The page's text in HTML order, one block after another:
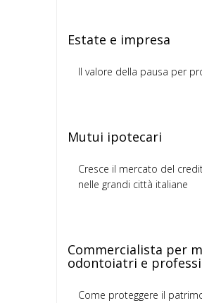
Estate e impresa
Il valore della pausa per
Mutui ipotecari
Cresce il mercato del
nelle grandi città italiane
Commercialista per
odontoiatri e
Come proteggere il